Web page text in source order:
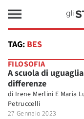
TAG: BES
FILOSOFIA
A scuola di
differenze
di Irene Merlini E Maria
Petruccelli
27 Gennaio 2023